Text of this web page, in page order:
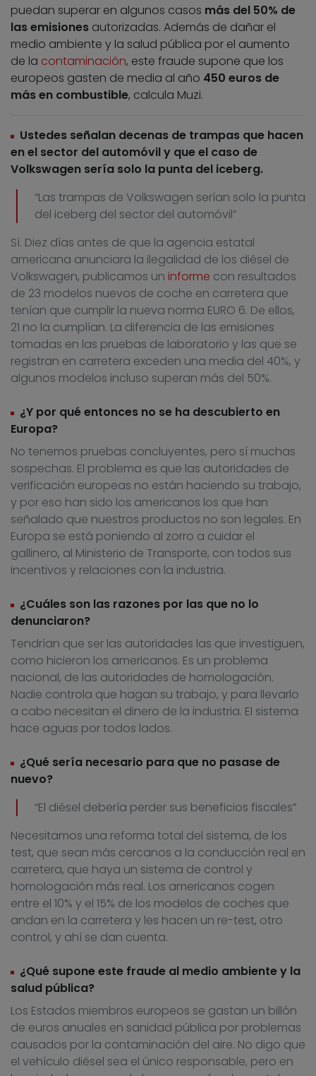
puedan superar en algunos casos más del 50% de
las emisiones autorizadas. Además de dañar el
medio ambiente y la salud pública por el aumento
de la contaminación, este fraude supone que los
europeos gasten de media al año 450 euros de
más en combustible, calcula Muzi.
Ustedes señalan decenas de trampas que hacen
en el sector del automóvil y que el caso de
Volkswagen sería solo la punta del iceberg.
“Las trampas de Volkswagen serían solo la punta
del iceberg del sector del automóvil”
Sí. Diez días antes de que la agencia estatal
americana anunciara la ilegalidad de los diésel de
Volkswagen, publicamos un informe con resultados
de 23 modelos nuevos de coche en carretera que
tenían que cumplir la nueva norma EURO 6. De ellos,
21 no la cumplían. La diferencia de las emisiones
tomadas en las pruebas de laboratorio y las que se
registran en carretera exceden una media del 40%, y
algunos modelos incluso superan más del 50%.
¿Y por qué entonces no se ha descubierto en
Europa?
No tenemos pruebas concluyentes, pero sí muchas
sospechas. El problema es que las autoridades de
verificación europeas no están haciendo su trabajo,
y por eso han sido los americanos los que han
señalado que nuestros productos no son legales. En
Europa se está poniendo al zorro a cuidar el
gallinero, al Ministerio de Transporte, con todos sus
incentivos y relaciones con la industria.
¿Cuáles son las razones por las que no lo
denunciaron?
Tendrían que ser las autoridades las que investiguen,
como hicieron los americanos. Es un problema
nacional, de las autoridades de homologación.
Nadie controla que hagan su trabajo, y para llevarlo
a cabo necesitan el dinero de la industria. El sistema
hace aguas por todos lados.
¿Qué sería necesario para que no pasase de
nuevo?
“El diésel debería perder sus beneficios fiscales”
Necesitamos una reforma total del sistema, de los
test, que sean más cercanos a la conducción real en
carretera, que haya un sistema de control y
homologación más real. Los americanos cogen
entre el 10% y el 15% de los modelos de coches que
andan en la carretera y les hacen un re-test, otro
control, y ahí se dan cuenta.
¿Qué supone este fraude al medio ambiente y la
salud pública?
Los Estados miembros europeos se gastan un billón
de euros anuales en sanidad pública por problemas
causados por la contaminación del aire. No digo que
el vehículo diésel sea el único responsable, pero en